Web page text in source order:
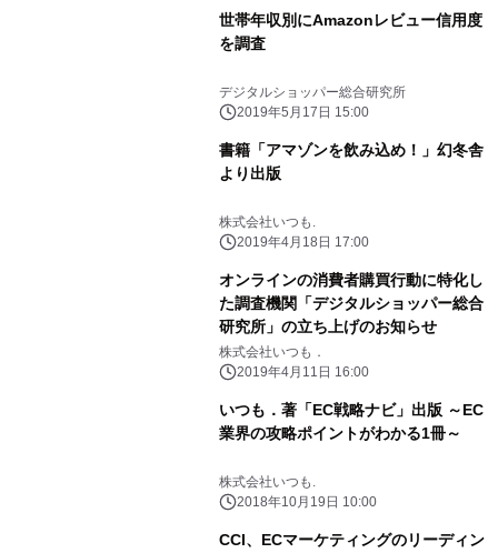
世帯年収別にAmazonレビュー信用度
を調査
デジタルショッパー総合研究所
2019年5月17日 15:00
書籍「アマゾンを飲み込め！」幻冬舎
より出版
株式会社いつも.
2019年4月18日 17:00
オンラインの消費者購買行動に特化し
た調査機関「デジタルショッパー総合
研究所」の立ち上げのお知らせ
株式会社いつも．
2019年4月11日 16:00
いつも．著「EC戦略ナビ」出版 ～EC
業界の攻略ポイントがわかる1冊～
株式会社いつも.
2018年10月19日 10:00
CCI、ECマーケティングのリーディン